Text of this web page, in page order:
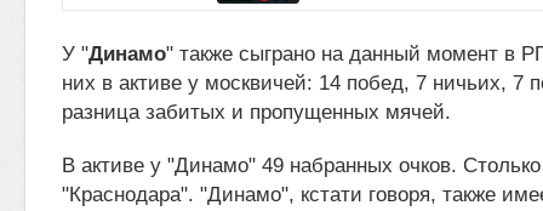
У "Динамо" также сыграно на данный момент в
них в активе у москвичей: 14 побед, 7 ничьих, 7
разница забитых и пропущенных мячей.
В активе у "Динамо" 49 набранных очков.
"Краснодара". "Динамо", кстати говоря, также